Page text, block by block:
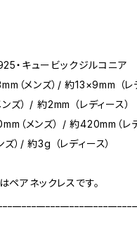
・キュービックジルコニア
（メンズ）/ 約13×9mm （レ
ズ） / 約2mm （レディース）
（メンズ） / 約420mm（レデ
）/ 約3g （レディース）
ペアネックレスです。